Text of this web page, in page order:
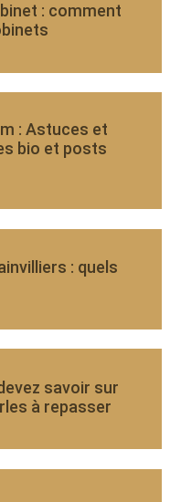
: comment
: Astuces et
bio et posts
: quels
savoir sur
à repasser